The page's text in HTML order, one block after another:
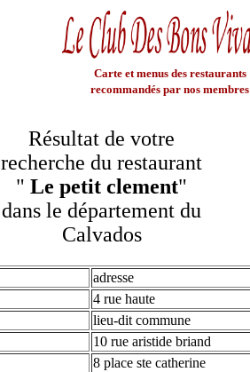
Carte et menus des restaurants
recommandés par nos membres
Résultat de votre
recherche du restaurant
" Le petit clement"
dans le département du
Calvados
adresse
4 rue haute
lieu-dit commune
10 rue aristide briand
8 place ste catherine